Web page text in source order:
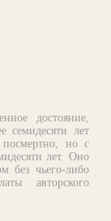
достояние,
семидесяти лет
но с
лет. Оно
без чьего-либо
авторского